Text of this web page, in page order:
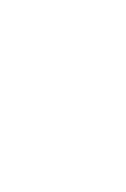
de Lp(a), revela estudo
linha no cancro da
em doentes não